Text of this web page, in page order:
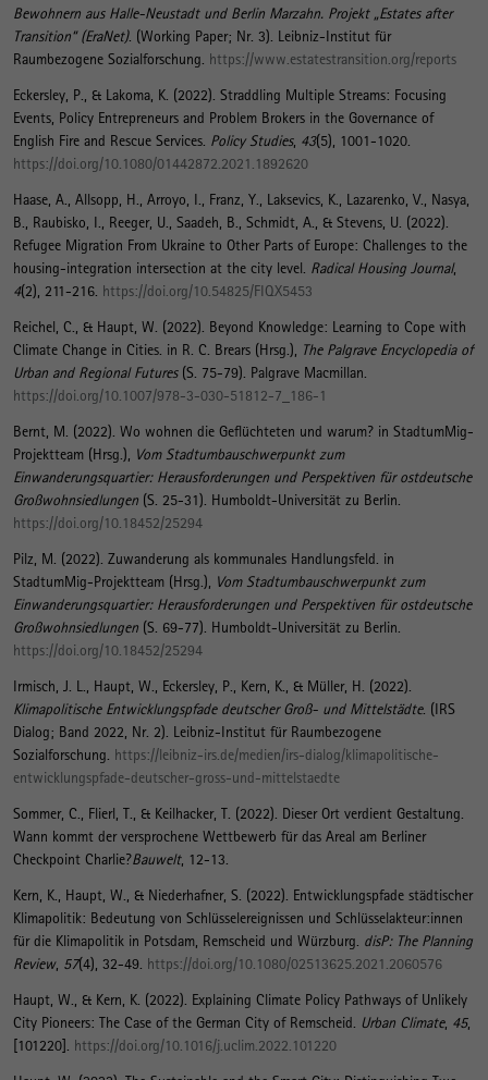
Bewohnern aus Halle-Neustadt und Berlin Marzahn. Projekt „Estates after
Transition“ (EraNet). (Working Paper; Nr. 3). Leibniz-Institut für
Raumbezogene Sozialforschung. https://www.estatestransition.org/reports
Eckersley, P., & Lakoma, K. (2022). Straddling Multiple Streams: Focusing
Events, Policy Entrepreneurs and Problem Brokers in the Governance of
English Fire and Rescue Services Policy Studies, 43(5), 1001-1020.
https://doi.org/10.1080/01442872.2021.1892620
Haase, A., Allsopp, H., Arroyo, I., Franz, Y., Laksevics, K., Lazarenko, V., Nasya,
B., Raubisko, I., Reeger, U., Saadeh, B., Schmidt, A., & Stevens, U. (2022).
Refugee Migration From Ukraine to Other Parts of Europe: Challenges to the
housing-integration intersection at the city level Radical Housing Journal,
4(2), 211-216. https://doi.org/10.54825/FIQX5453
Reichel, C. , & Haupt, W. (2022). Beyond Knowledge: Learning to Cope with
Climate Change in Cities . in R. C. Brears (Hrsg.),
The Palgrave Encyclopedia of
Urban and Regional Futures (S. 75-79). Palgrave Macmillan.
https://doi.org/10.1007/978-3-030-51812-7_186-1
Bernt, M. (2022). Wo wohnen die Geflüchteten und warum? in StadtumMig-
Projektteam (Hrsg.),
Vom Stadtumbauschwerpunkt zum
Einwanderungsquartier: Herausforderungen und Perspektiven für ostdeutsche
Großwohnsiedlungen (S. 25-31). Humboldt-Universität zu Berlin.
https://doi.org/10.18452/25294
Pilz, M. (2022). Zuwanderung als kommunales Handlungsfeld . in
StadtumMig-Projektteam (Hrsg.),
Vom Stadtumbauschwerpunkt zum
Einwanderungsquartier: Herausforderungen und Perspektiven für ostdeutsche
Großwohnsiedlungen (S. 69-77). Humboldt-Universität zu Berlin.
https://doi.org/10.18452/25294
Irmisch, J. L. , Haupt, W. , Eckersley, P. , Kern, K.
, & Müller, H. (2022).
Klimapolitische Entwicklungspfade deutscher Groß- und Mittelstädte. (IRS
Dialog; Band 2022, Nr. 2). Leibniz-Institut für Raumbezogene
Sozialforschung. https://leibniz-irs.de/medien/irs-dialog/klimapolitische-
entwicklungspfade-deutscher-gross-und-mittelstaedte
Sommer, C., Flierl, T., & Keilhacker, T. (2022). Dieser Ort verdient Gestaltung.
Wann kommt der versprochene Wettbewerb für das Areal am Berliner
Checkpoint Charlie?Bauwelt, 12-13.
Kern, K. , Haupt, W. , & Niederhafner, S. (2022). Entwicklungspfade städtischer
Klimapolitik: Bedeutung von Schlüsselereignissen und Schlüsselakteur:innen
für die Klimapolitik in Potsdam, Remscheid und Würzburg disP: The Planning
Review, 57(4), 32-49. https://doi.org/10.1080/02513625.2021.2060576
Haupt, W. , & Kern, K. (2022). Explaining Climate Policy Pathways of Unlikely
City Pioneers: The Case of the German City of Remscheid
Urban Climate, 45,
[101220]. https://doi.org/10.1016/j.uclim.2022.101220